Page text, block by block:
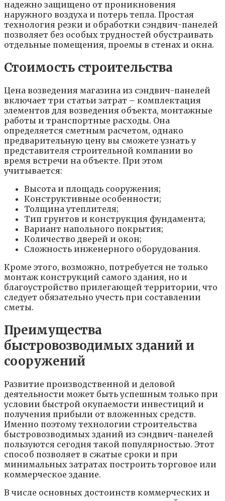
надежно защищено от проникновения
наружного воздуха и потерь тепла. Простая
технология резки и обработки сэндвич-панелей
позволяет без особых трудностей обустраивать
отдельные помещения, проемы в стенах и окна.
Стоимость строительства
Цена возведения магазина из сэндвич-панелей
включает три статьи затрат – комплектация
элементов для возведения объекта, монтажные
работы и транспортные расходы. Она
определяется сметным расчетом, однако
предварительную цену вы сможете узнать у
представителя строительной компании во
время встречи на объекте. При этом
учитывается:
Высота и площадь сооружения;
Конструктивные особенности;
Толщина утеплителя;
Тип грунтов и конструкция фундамента;
Вариант напольного покрытия;
Количество дверей и окон;
Сложность инженерного оборудования.
Кроме этого, возможно, потребуется не только
монтаж конструкций самого здания, но и
благоустройство прилегающей территории, что
следует обязательно учесть при составлении
сметы.
Преимущества
быстровозводимых зданий и
сооружений
Развитие производственной и деловой
деятельности может быть успешным только при
условии быстрой окупаемости инвестиций и
получения прибыли от вложенных средств.
Именно поэтому технологии строительства
быстровозводимых зданий из сэндвич-панелей
пользуются сегодня такой популярностью. Этот
способ позволяет в сжатые сроки и при
минимальных затратах построить торговое или
коммерческое здание.
В числе основных достоинств коммерческих и